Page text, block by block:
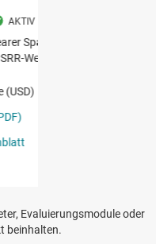
Evaluierungsmodule oder
beinhalten.